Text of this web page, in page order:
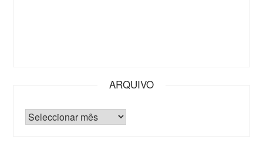
ARQUIVO